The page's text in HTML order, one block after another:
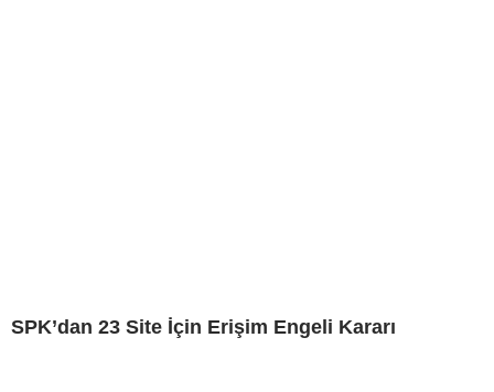
SPK’dan 23 Site İçin Erişim Engeli Kararı